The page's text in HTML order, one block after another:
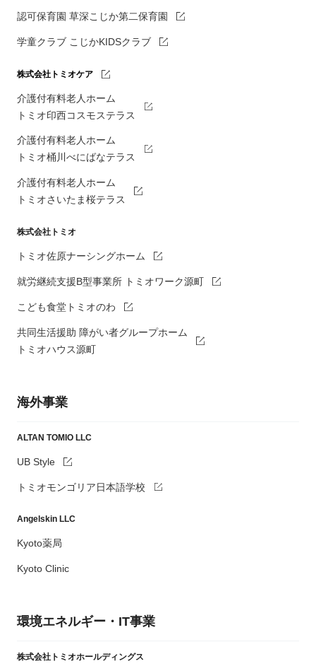
認可保育園 草深こじか第二保育園
学童クラブ こじかKIDSクラブ
株式会社トミオケア
介護付有料老人ホーム
トミオ印西コスモステラス
介護付有料老人ホーム
トミオ桶川べにばなテラス
介護付有料老人ホーム
トミオさいたま桜テラス
株式会社トミオ
トミオ佐原ナーシングホーム
就労継続支援B型事業所 トミオワーク源町
こども食堂トミオのわ
共同生活援助 障がい者グループホーム
トミオハウス源町
海外事業
ALTAN TOMIO LLC
UB Style
トミオモンゴリア日本語学校
Angelskin LLC
Kyoto薬局
Kyoto Clinic
環境エネルギー・IT事業
株式会社トミオホールディングス